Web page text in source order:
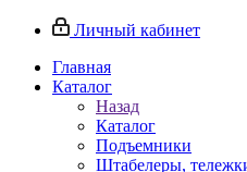
Личный кабинет
Главная
Каталог
Назад
Каталог
Подъемники
Штабелеры,